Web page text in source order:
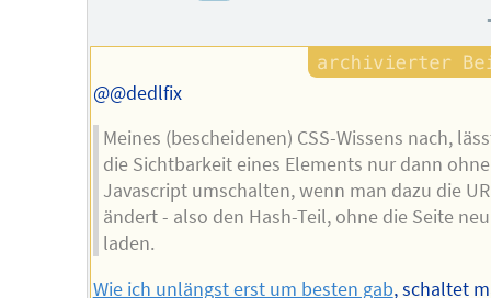
@@dedlfix
Meines (bescheidenen) CSS-Wissens nach,
die Sichtbarkeit eines Elements nur dann ohne
Javascript umschalten, wenn man dazu die
ändert - also den Hash-Teil, ohne die Seite
laden.
Wie ich unlängst erst um besten gab, schaltet